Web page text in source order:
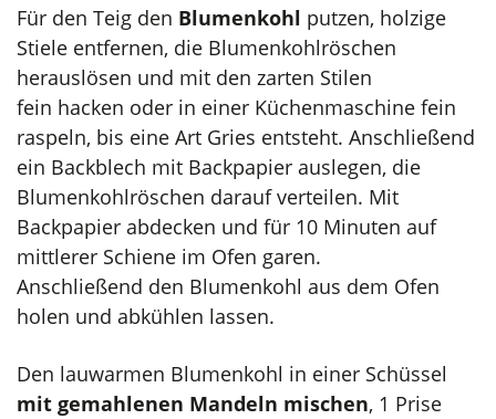
Für den Teig den Blumenkohl putzen, holzige
Stiele entfernen, die Blumenkohlröschen
herauslösen und mit den zarten Stilen
fein hacken oder in einer Küchenmaschine fein
raspeln, bis eine Art Gries entsteht. Anschließend
ein Backblech mit Backpapier auslegen, die
Blumenkohlröschen darauf verteilen. Mit
Backpapier abdecken und für 10 Minuten auf
mittlerer Schiene im Ofen garen.
Anschließend den Blumenkohl aus dem Ofen
holen und abkühlen lassen.
Den lauwarmen Blumenkohl in einer Schüssel
mit gemahlenen Mandeln mischen, 1 Prise